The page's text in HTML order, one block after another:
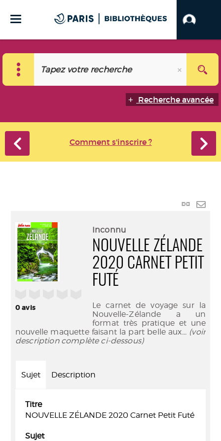
Recherche avancée
Comment s'inscrire ?
Lien
mail
0avis
Inconnu
NOUVELLE ZÉLANDE
2020 CARNET PETIT
FUTÉ
Le carnet de voyage sur la
Nouvelle-Zélande a un
format très pratique et une
nouvelle maquette faisant la part belle aux... (voir
description complète ci-dessous)
Sujet Description
Titre
NOUVELLE ZÉLANDE 2020 Carnet Petit Futé
Sujet